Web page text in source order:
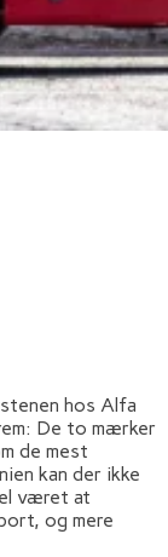
hos Alfa
De to mærker
de mest
kan der ikke
været at
og mere